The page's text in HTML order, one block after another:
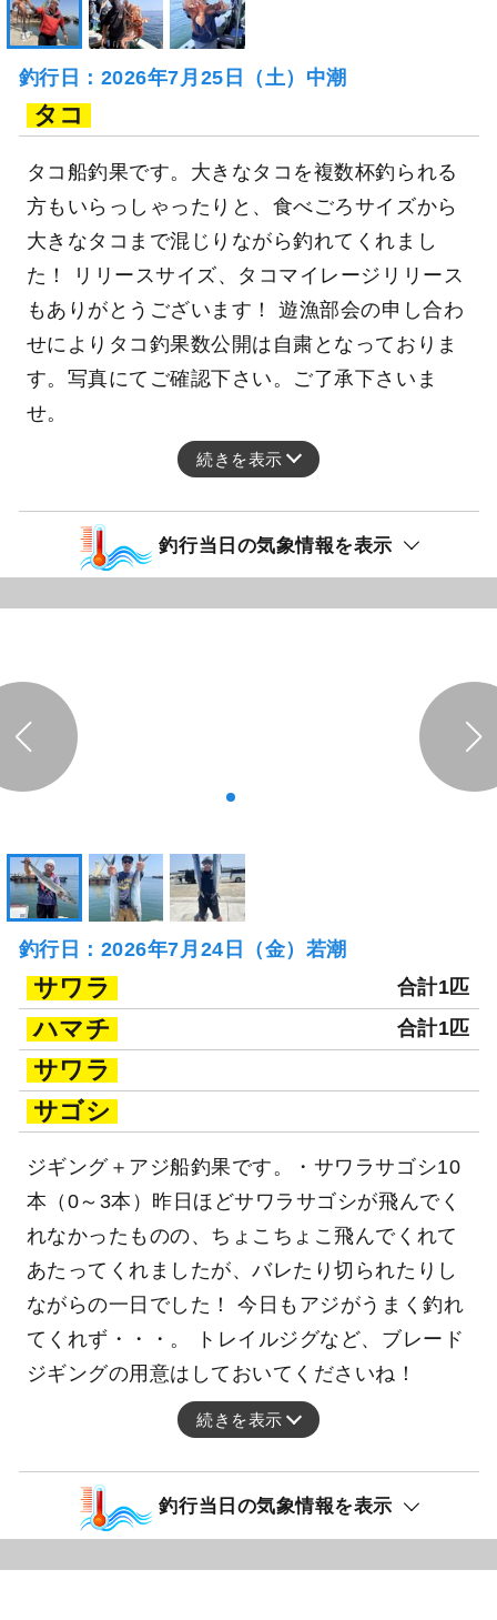
釣行日：2026年7月25日（土）中潮
タコ
タコ船釣果です。大きなタコを複数杯釣られる
方もいらっしゃったりと、食べごろサイズから
大きなタコまで混じりながら釣れてくれまし
た！ リリースサイズ、タコマイレージリリース
もありがとうございます！ 遊漁部会の申し合わ
せによりタコ釣果数公開は自粛となっておりま
す。写真にてご確認下さい。ご了承下さいま
せ。
続きを表示
釣行当日の気象情報を表示
釣行日：2026年7月24日（金）若潮
サワラ 合計1匹
ハマチ 合計1匹
サワラ
サゴシ
ジギング＋アジ船釣果です。・サワラサゴシ10
本（0～3本）昨日ほどサワラサゴシが飛んでく
れなかったものの、ちょこちょこ飛んでくれて
あたってくれましたが、バレたり切られたりし
ながらの一日でした！ 今日もアジがうまく釣れ
てくれず・・・。 トレイルジグなど、ブレード
ジギングの用意はしておいてくださいね！
続きを表示
釣行当日の気象情報を表示